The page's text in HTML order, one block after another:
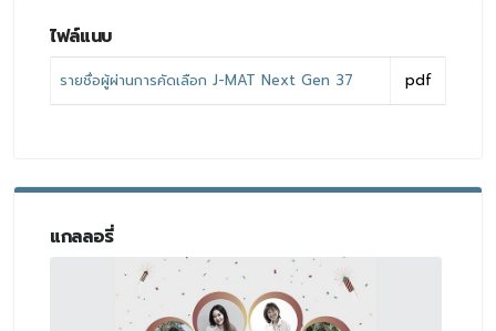
ไฟล์แนบ
รายชื่อผู้ผ่านการคัดเลือก J-MAT Next Gen 37 pdf
แกลลอรี่